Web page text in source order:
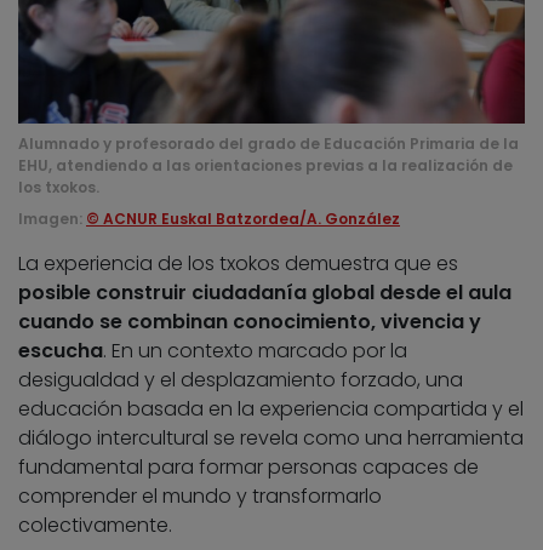
Alumnado y profesorado del grado de Educación Primaria de la
EHU, atendiendo a las orientaciones previas a la realización de
los txokos.
Imagen: © ACNUR Euskal Batzordea/A. González
La experiencia de los txokos demuestra que es
posible construir ciudadanía global desde el aula
cuando se combinan conocimiento, vivencia y
escucha. En un contexto marcado por la
desigualdad y el desplazamiento forzado, una
educación basada en la experiencia compartida y el
diálogo intercultural se revela como una herramienta
fundamental para formar personas capaces de
comprender el mundo y transformarlo
colectivamente.